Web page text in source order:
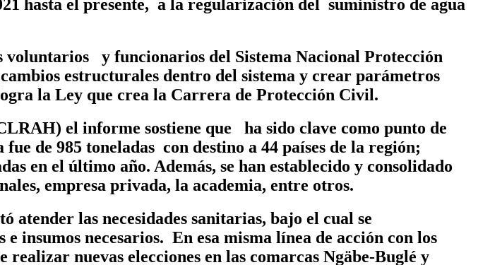
hasta el presente, a la regularización del suministro de agua
y funcionarios del Sistema Nacional Protección
estructurales dentro del sistema y crear parámetros
la Ley que crea la Carrera de Protección Civil.
el informe sostiene que ha sido clave como punto de
de 985 toneladas con destino a 44 países de la región;
en el último año. Además, se han establecido y consolidado
empresa privada, la academia, entre otros.
atender las necesidades sanitarias, bajo el cual se
insumos necesarios. En esa misma línea de acción con los
nuevas elecciones en las comarcas Ngäbe-Buglé y